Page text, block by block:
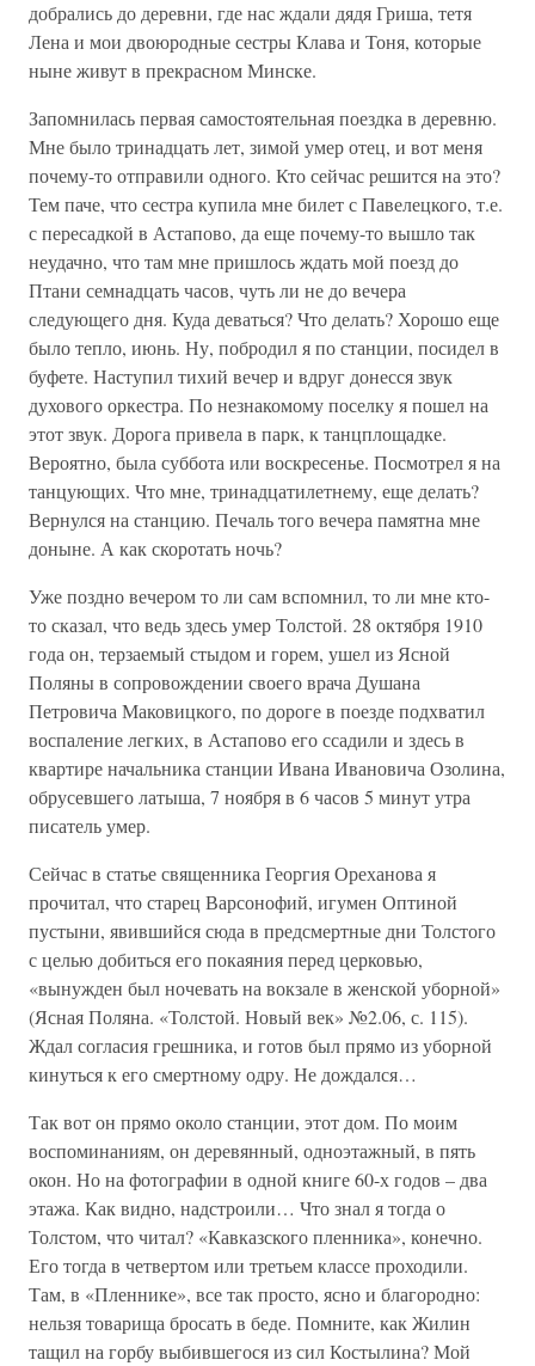
добрались до деревни, где нас ждали дядя Гриша, тетя
Лена и мои двоюродные сестры Клава и Тоня, которые
ныне живут в прекрасном Минске.
Запомнилась первая самостоятельная поездка в деревню.
Мне было тринадцать лет, зимой умер отец, и вот меня
почему-то отправили одного. Кто сейчас решится на это?
Тем паче, что сестра купила мне билет с Павелецкого, т.е.
с пересадкой в Астапово, да еще почему-то вышло так
неудачно, что там мне пришлось ждать мой поезд до
Птани семнадцать часов, чуть ли не до вечера
следующего дня. Куда деваться? Что делать? Хорошо еще
было тепло, июнь. Ну, побродил я по станции, посидел в
буфете. Наступил тихий вечер и вдруг донесся звук
духового оркестра. По незнакомому поселку я пошел на
этот звук. Дорога привела в парк, к танцплощадке.
Вероятно, была суббота или воскресенье. Посмотрел я на
танцующих. Что мне, тринадцатилетнему, еще делать?
Вернулся на станцию. Печаль того вечера памятна мне
доныне. А как скоротать ночь?
Уже поздно вечером то ли сам вспомнил, то ли мне кто-
то сказал, что ведь здесь умер Толстой. 28 октября 1910
года он, терзаемый стыдом и горем, ушел из Ясной
Поляны в сопровождении своего врача Душана
Петровича Маковицкого, по дороге в поезде подхватил
воспаление легких, в Астапово его ссадили и здесь в
квартире начальника станции Ивана Ивановича Озолина,
обрусевшего латыша, 7 ноября в 6 часов 5 минут утра
писатель умер.
Сейчас в статье священника Георгия Ореханова я
прочитал, что старец Варсонофий, игумен Оптиной
пустыни, явившийся сюда в предсмертные дни Толстого
с целью добиться его покаяния перед церковью,
«вынужден был ночевать на вокзале в женской уборной»
(Ясная Поляна. «Толстой. Новый век» №2.06, с. 115).
Ждал согласия грешника, и готов был прямо из уборной
кинуться к его смертному одру. Не дождался…
Так вот он прямо около станции, этот дом. По моим
воспоминаниям, он деревянный, одноэтажный, в пять
окон. Но на фотографии в одной книге 60-х годов – два
этажа. Как видно, надстроили… Что знал я тогда о
Толстом, что читал? «Кавказского пленника», конечно.
Его тогда в четвертом или третьем классе проходили.
Там, в «Пленнике», все так просто, ясно и благородно:
нельзя товарища бросать в беде. Помните, как Жилин
тащил на горбу выбившегося из сил Костылина? Мой